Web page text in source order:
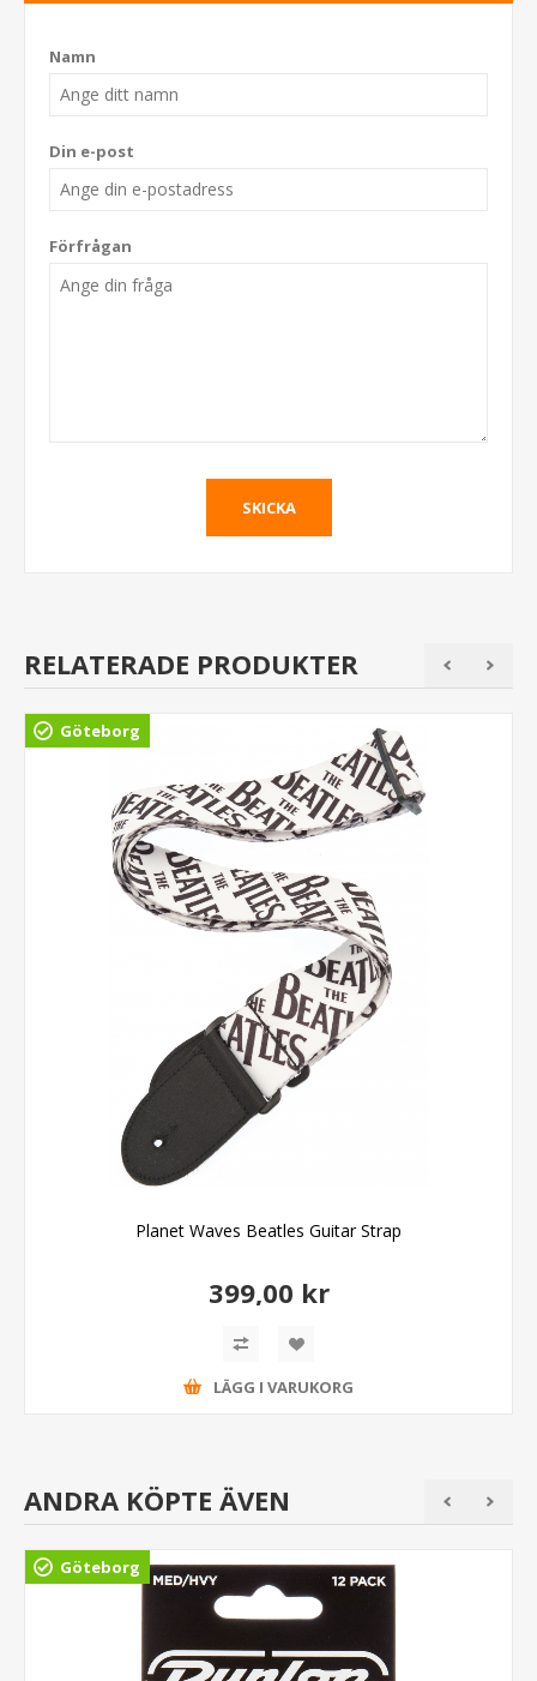
Namn
Din e-post
Förfrågan
RELATERADE PRODUKTER
Göteborg
Planet Waves Beatles Guitar Strap
399,00 kr
LÄGG I VARUKORG
ANDRA KÖPTE ÄVEN
Göteborg